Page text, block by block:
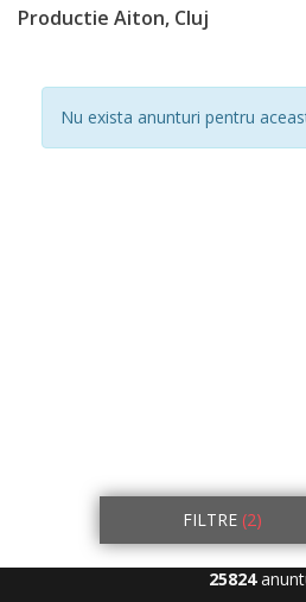
Productie Aiton, Cluj
Nu exista anunturi pentru
FILTRE (2)
25824